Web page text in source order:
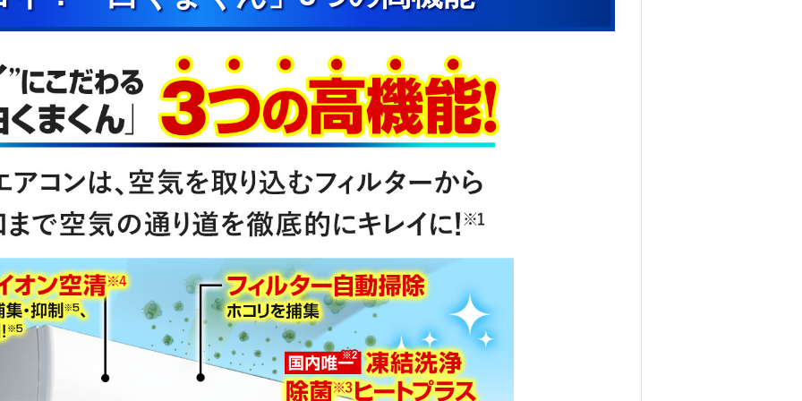
リーズ搭載「パワフルPremiumプラズ
下】プラスチックとステンレスの比
通風路のホコリ付着量。
エアコンから出る空気を除菌している
室14畳。冷房時:外気温35℃、設定温度
積算消費電力量が［ecoこれっきり］
空気温度。ベランダなど狭小スペース
ことがあります。使用環境により能力
2026年4月時点で販売されている国内
浄する技術。室外機の［凍結洗浄］は
です。